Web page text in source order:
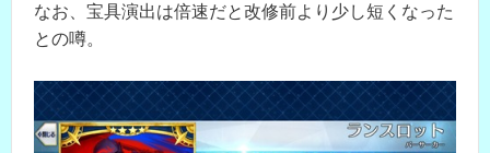
なお、宝具演出は倍速だと改修前より少し短くなった
との噂。